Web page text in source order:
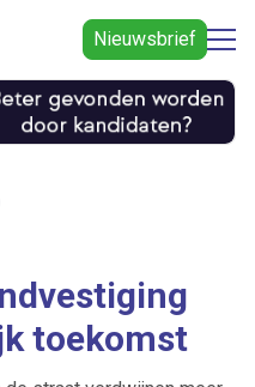
Nieuwsbrief
toekomst